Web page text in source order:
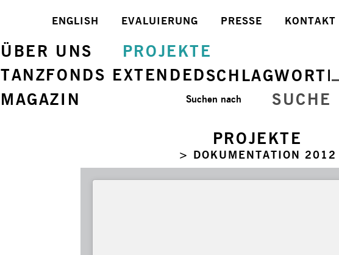
KONTAKT
PRESSE
EVALUIERUNG
ENGLISH
ÜBER UNS
PROJEKTE
TANZFONDS EXTENDEDSCHLAGWORTE
MAGAZIN
SUCHE
Suchen nach
PROJEKTE
> DOKUMENTATION 2012